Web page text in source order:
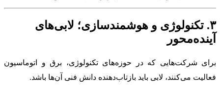
۳. تکنولوژی و هوشمندسازی؛ لابی‌های
آینده‌محور
برای شرکت‌هایی که در حوزه‌های تکنولوژی، برق و اتوماسیون
فعالیت می‌کنند، لابی باید بازتاب‌دهنده دانش فنی آن‌ها باشد.